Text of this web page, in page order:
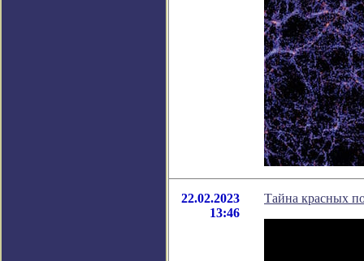
22.02.2023
13:46
Тайна красных